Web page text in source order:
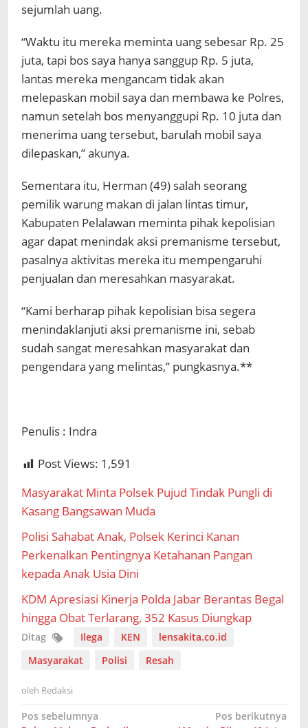
sejumlah uang.
“Waktu itu mereka meminta uang sebesar Rp. 25
juta, tapi bos saya hanya sanggup Rp. 5 juta,
lantas mereka mengancam tidak akan
melepaskan mobil saya dan membawa ke Polres,
namun setelah bos menyanggupi Rp. 10 juta dan
menerima uang tersebut, barulah mobil saya
dilepaskan,” akunya.
Sementara itu, Herman (49) salah seorang
pemilik warung makan di jalan lintas timur,
Kabupaten Pelalawan meminta pihak kepolisian
agar dapat menindak aksi premanisme tersebut,
pasalnya aktivitas mereka itu mempengaruhi
penjualan dan meresahkan masyarakat.
“Kami berharap pihak kepolisian bisa segera
menindaklanjuti aksi premanisme ini, sebab
sudah sangat meresahkan masyarakat dan
pengendara yang melintas,” pungkasnya.**
Penulis : Indra
Post Views: 1,591
Masyarakat Minta Polsek Pujud Tindak Pungli di
Kasang Bangsawan Muda
Polisi Sahabat Anak, Polsek Kerinci Kanan
Perkenalkan Pentingnya Ketahanan Pangan
kepada Anak Usia Dini
KDM Apresiasi Kinerja Polda Jabar Berantas Begal
hingga Obat Terlarang, 352 Kasus Diungkap
Ditag Ilega KEN
lensakita.co.id
Masyarakat
Polisi Resah
oleh Redaksi
Navigasi
Pos sebelumnya
Pos berikutnya